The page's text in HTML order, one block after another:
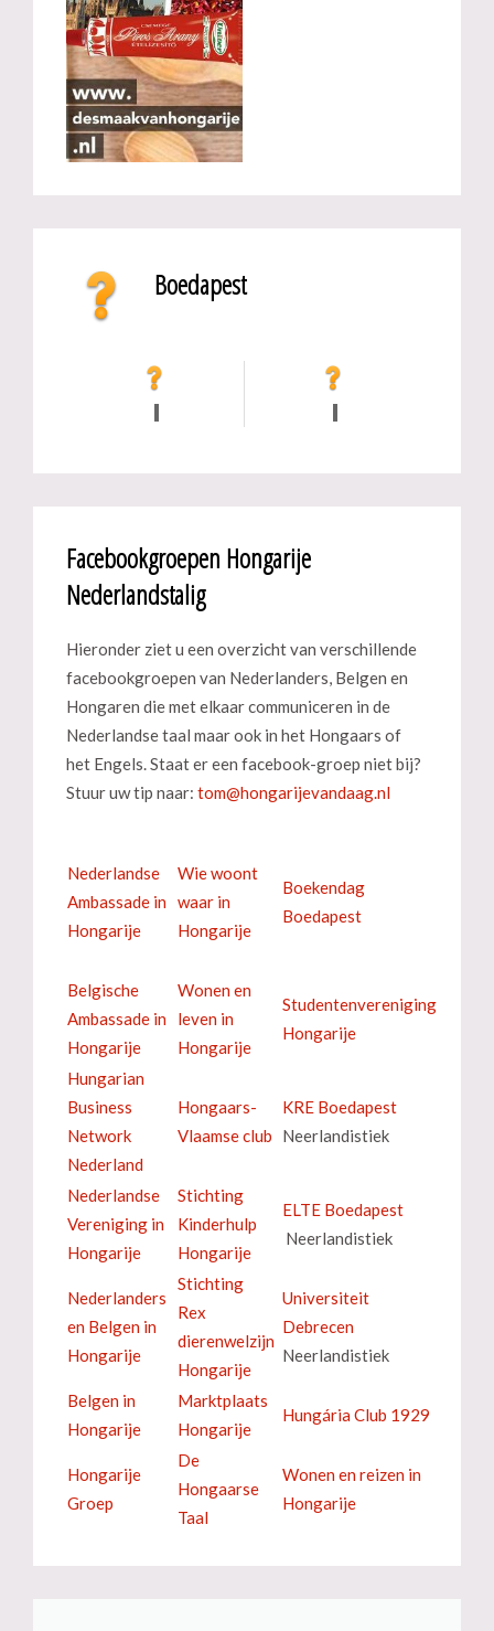
Boedapest
Facebookgroepen Hongarije
Nederlandstalig
Hieronder ziet u een overzicht van verschillende
facebookgroepen van Nederlanders, Belgen en
Hongaren die met elkaar communiceren in de
Nederlandse taal maar ook in het Hongaars of
het Engels. Staat er een facebook-groep niet bij?
Stuur uw tip naar:
Nederlandse
Ambassade in
Hongarije
Wie woont
waar in
Hongarije
Boekendag
Boedapest
Belgische
Ambassade in
Hongarije
Wonen en
leven in
Hongarije
Studentenvereniging
Hongarije
Hungarian
Business
Network
Nederland
Hongaars-
Vlaamse club
KRE Boedapest
Neerlandistiek
Nederlandse
Vereniging in
Hongarije
Stichting
Kinderhulp
Hongarije
ELTE Boedapest
Neerlandistiek
Nederlanders
en Belgen in
Hongarije
Stichting
Rex
dierenwelzijn
Hongarije
Universiteit
Debrecen
Neerlandistiek
Belgen in
Hongarije
Marktplaats
Hongarije
Hungária Club 1929
Hongarije
Groep
De
Hongaarse
Taal
Wonen en reizen in
Hongarije